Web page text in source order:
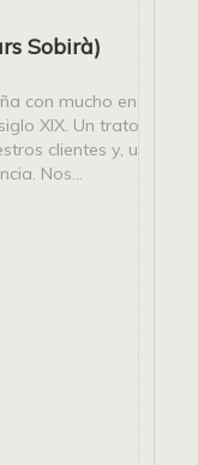
Sobirà)
con mucho encanto
XIX. Un trato
clientes y, un
Nos...